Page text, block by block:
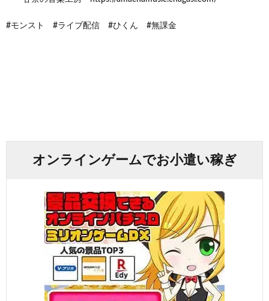
#モンスト #ライブ配信 #ひくん #無課金
オンラインゲームでお小遣い稼ぎ